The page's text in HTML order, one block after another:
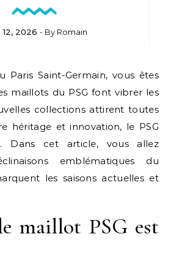
12, 2026 - By Romain
Paris Saint-Germain, vous êtes
maillots du PSG font vibrer les
collections attirent toutes
héritage et innovation, le PSG
Dans cet article, vous allez
emblématiques du
les saisons actuelles et
maillot PSG est